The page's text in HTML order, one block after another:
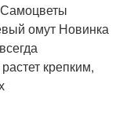
омут Новинка
крепким,